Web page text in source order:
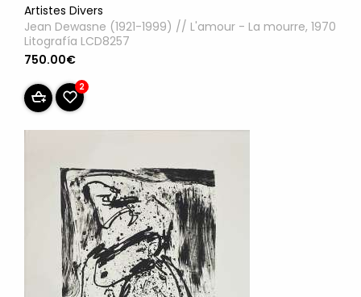
Artistes Divers
Jean Dewasne (1921-1999) // L'amour - La mourre, 1970
Litografía LCD8257
750.00€
2